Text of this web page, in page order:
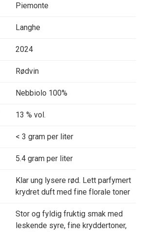
Piemonte
Langhe
2024
Rødvin
Nebbiolo 100%
13 % vol.
< 3 gram per liter
5.4 gram per liter
Klar ung lysere rød. Lett parfymert
krydret duft med fine florale toner
Stor og fyldig fruktig smak med
leskende syre, fine kryddertoner,